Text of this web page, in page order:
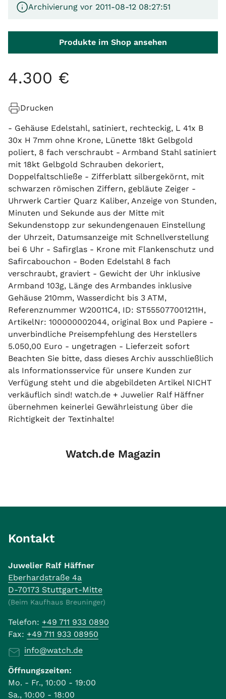
Archivierung vor 2011-08-12 08:27:51
Produkte im Shop ansehen
4.300 €
Drucken
- Gehäuse Edelstahl, satiniert, rechteckig, L 41x B
30x H 7mm ohne Krone, Lünette 18kt Gelbgold
poliert, 8 fach verschraubt - Armband Stahl satiniert
mit 18kt Gelbgold Schrauben dekoriert,
Doppelfaltschließe - Zifferblatt silbergekörnt, mit
schwarzen römischen Ziffern, gebläute Zeiger -
Uhrwerk Cartier Quarz Kaliber, Anzeige von Stunden,
Minuten und Sekunde aus der Mitte mit
Sekundenstopp zur sekundengenauen Einstellung
der Uhrzeit, Datumsanzeige mit Schnellverstellung
bei 6 Uhr - Safirglas - Krone mit Flankenschutz und
Safircabouchon - Boden Edelstahl 8 fach
verschraubt, graviert - Gewicht der Uhr inklusive
Armband 103g, Länge des Armbandes inklusive
Gehäuse 210mm, Wasserdicht bis 3 ATM,
Referenznummer W20011C4, ID: ST555077001211H,
ArtikelNr: 100000002044, original Box und Papiere -
unverbindliche Preisempfehlung des Herstellers
5.050,00 Euro - ungetragen - Lieferzeit sofort
Beachten Sie bitte, dass dieses Archiv ausschließlich
als Informationsservice für unsere Kunden zur
Verfügung steht und die abgebildeten Artikel NICHT
verkäuflich sind! watch.de + Juwelier Ralf Häffner
übernehmen keinerlei Gewährleistung über die
Richtigkeit der Textinhalte!
Watch.de Magazin
Kontakt
Juwelier Ralf Häffner
Eberhardstraße 4a
D-70173 Stuttgart-Mitte
(Beim Kaufhaus Breuninger)
Telefon: +49 711 933 0890
Fax: +49 711 933 08950
info@watch.de
Öffnungszeiten:
Mo. - Fr., 10:00 - 19:00
Sa., 10:00 - 18:00